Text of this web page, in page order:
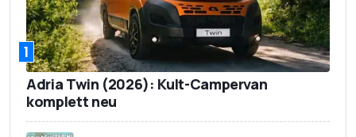
1
Adria Twin (2026): Kult-Campervan
komplett neu